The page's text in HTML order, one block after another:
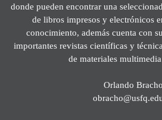
donde pueden encontrar una
de libros impresos y electrónicos
conocimiento, además cuenta con
importantes revistas científicas y
de materiales
Orlando Bracho